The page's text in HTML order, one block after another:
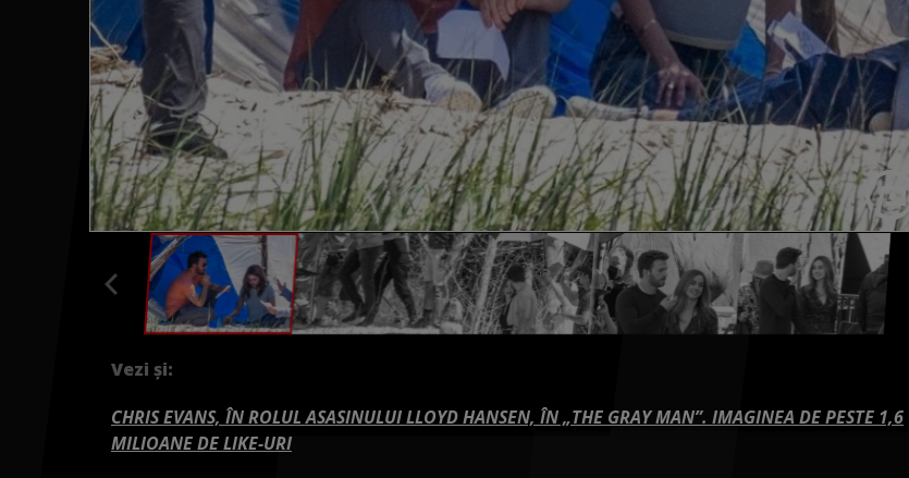
Vezi și:
CHRIS EVANS, ÎN ROLUL ASASINULUI LLOYD HANSEN, ÎN „THE GRAY MAN”. IMAGINEA DE PESTE 1,6
MILIOANE DE LIKE-URI